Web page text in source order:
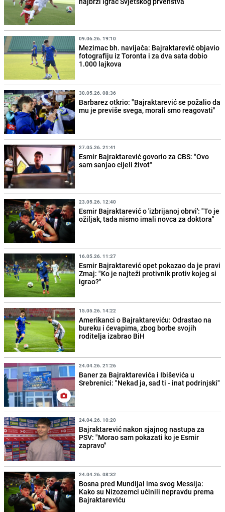
09.06.26. 19:10
Mezimac bh. navijača: Bajraktarević objavio
fotografiju iz Toronta i za dva sata dobio
1.000 lajkova
30.05.26. 08:36
Barbarez otkrio: "Bajraktarević se požalio da
mu je previše svega, morali smo reagovati"
27.05.26. 21:41
Esmir Bajraktarević govorio za CBS: "Ovo
sam sanjao cijeli život"
23.05.26. 12:40
Esmir Bajraktarević o 'izbrijanoj obrvi': "To je
ožiljak, tada nismo imali novca za doktora"
16.05.26. 11:27
Esmir Bajraktarević opet pokazao da je pravi
Zmaj: "Ko je najteži protivnik protiv kojeg si
igrao?"
15.05.26. 14:22
Amerikanci o Bajraktareviću: Odrastao na
bureku i ćevapima, zbog borbe svojih
roditelja izabrao BiH
24.04.26. 21:26
Baner za Bajraktarevića i Ibiševića u
Srebrenici: "Nekad ja, sad ti - inat podrinjski"
24.04.26. 10:20
Bajraktarević nakon sjajnog nastupa za
PSV: "Morao sam pokazati ko je Esmir
zapravo"
24.04.26. 08:32
Bosna pred Mundijal ima svog Messija:
Kako su Nizozemci učinili nepravdu prema
Bajraktareviću